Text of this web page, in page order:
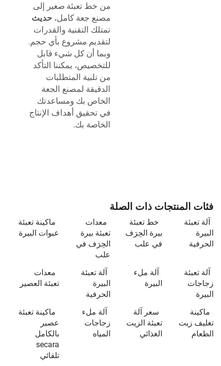
من خط تعبئة صغير إلى
مصنع جعة كامل، حديث
تمتلك التقنية والقدرات
لتقديم مشروع بأي حجم.
وبما أن كل شيء قابل
للتخصيص، يمكننا التأكد
من تلبية المتطلبات
الدقيقة لمصنع الجعة
الخاص بك ومساعدتك
في تحقيق أهداف الإنتاج
الخاصة بك.
فئات المنتجات ذات الصلة
آلة تعبئة
البيرة
الحرفية
خط تعبئة
بيرة الحِرَف
في علب
معدات
تعبئة بيرة
الحِرَف في
علب
ماكينة تعبئة
عبوات البيرة
آلة تعبئة
زجاجات
البيرة
آلة ملء
البيرة
آلة تعبئة
البيرة
الحرفية
معدات
تعبئة العصير
ماكينة
تغليف زيت
الطعام
سعر آلة
تعبئة الزيت
الغذائي
آلة ملء
زجاجات
المياه
ماكينة تعبئة
عصير
بالكامل
secara
تلقائي